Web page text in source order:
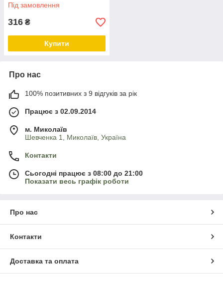
Під замовлення
316 ₴
Купити
Про нас
100% позитивних з 9 відгуків за рік
Працює з 02.09.2014
м. Миколаїв
Шевченка 1, Миколаїв, Україна
Контакти
Сьогодні працює з 08:00 до 21:00
Показати весь графік роботи
Про нас
Контакти
Доставка та оплата